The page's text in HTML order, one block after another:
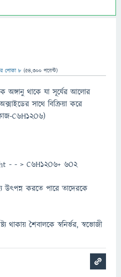
পোকা ৮ (54,300 পয়েন্ট)
অঙ্গানু থাকে যা সূর্যের আলোর
সাথে বিক্রিয়া করে
C6H12O6)
- - > C6H12O6+ 6O2
উৎপন্ন করতে পারে তাদেরকে
থাকায় শৈবালকে স্বনির্ভর, স্বভোজী